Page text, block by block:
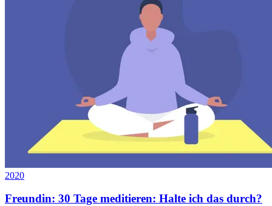
2020
Freundin: 30 Tage meditieren: Halte ich das durch?